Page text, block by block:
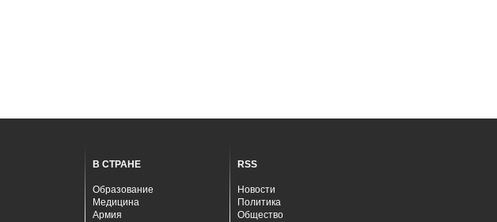
В СТРАНЕ
Образование
Медицина
Армия
RSS
Новости
Политика
Общество